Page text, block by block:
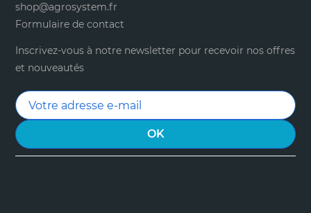
shop@agrosystem.fr
Formulaire de contact
Inscrivez-vous à notre newsletter pour recevoir nos offres
et nouveautés